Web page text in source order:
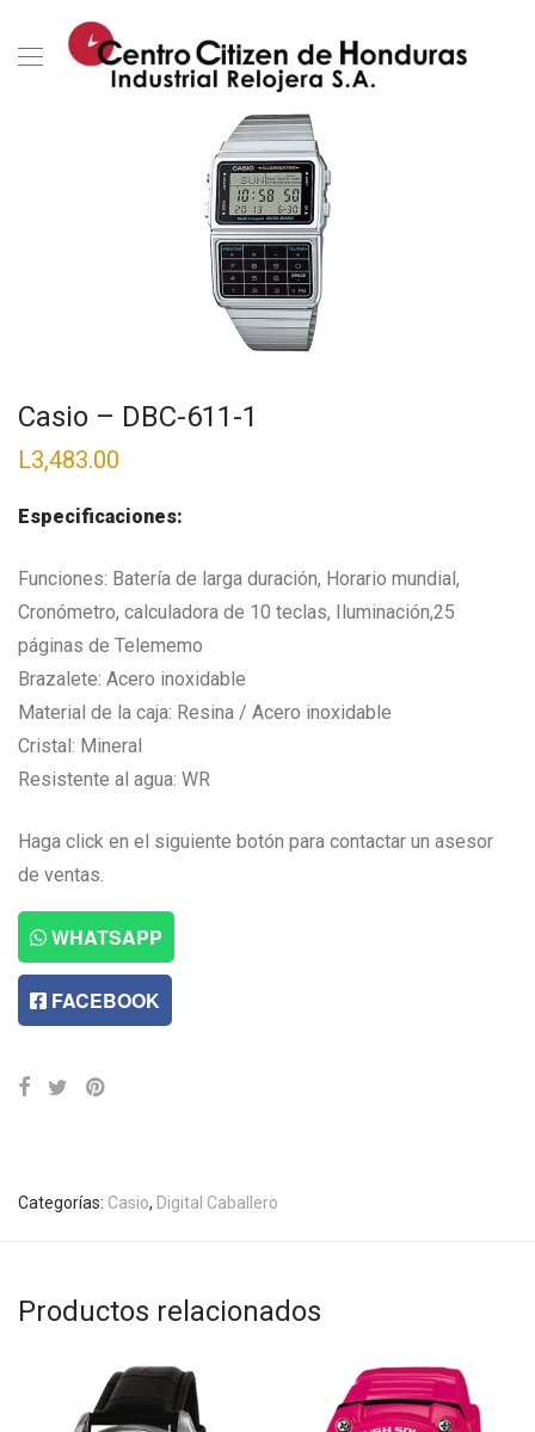
Casio – DBC-611-1
L3,483.00
Especificaciones:
Funciones: Batería de larga duración, Horario mundial,
Cronómetro, calculadora de 10 teclas, Iluminación,25
páginas de Telememo
Brazalete: Acero inoxidable
Material de la caja: Resina / Acero inoxidable
Cristal: Mineral
Resistente al agua: WR
Haga click en el siguiente botón para contactar un asesor
de ventas.
WHATSAPP
FACEBOOK
Categorías: Casio, Digital Caballero
Productos relacionados